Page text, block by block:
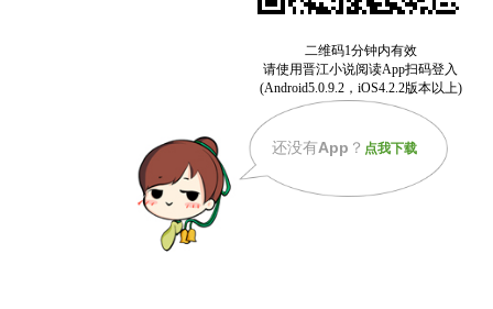
还没有App ？ 点我下载